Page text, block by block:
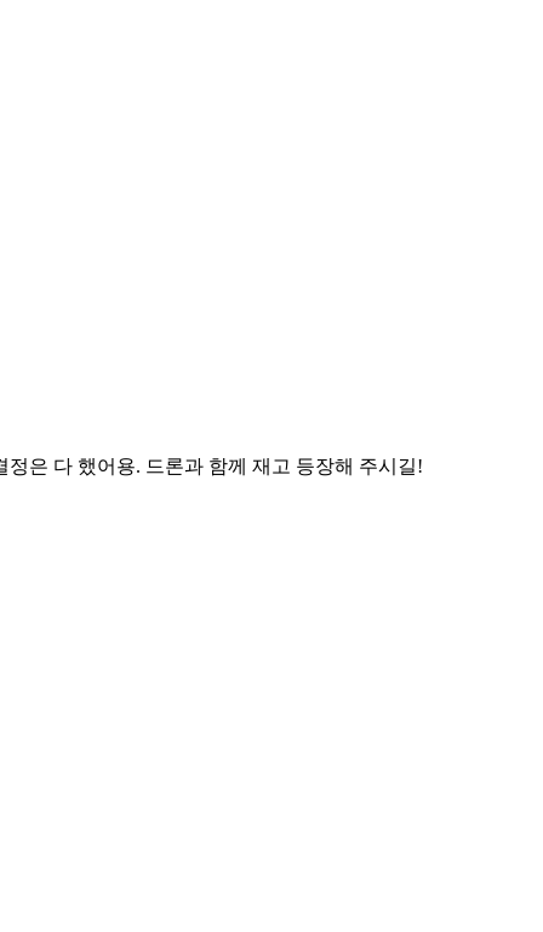
은 다 했어용. 드론과 함께 재고 등장해 주시길!